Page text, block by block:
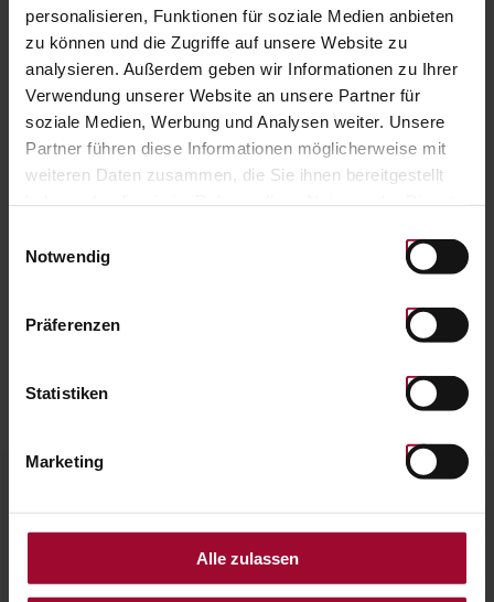
personalisieren, Funktionen für soziale Medien anbieten
zu können und die Zugriffe auf unsere Website zu
analysieren. Außerdem geben wir Informationen zu Ihrer
Verwendung unserer Website an unsere Partner für
soziale Medien, Werbung und Analysen weiter. Unsere
Partner führen diese Informationen möglicherweise mit
weiteren Daten zusammen, die Sie ihnen bereitgestellt
unsererDatenschutzerklärung
Notwendig
Präferenzen
Statistiken
Marketing
Alle zulassen
Barcode / QR-Code eingeben, Wert abfragen und
im Wallet am Smartphone speichern.